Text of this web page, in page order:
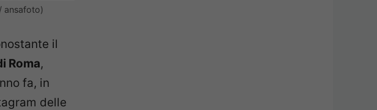
ansafoto)
il
Roma,
fa, in
delle